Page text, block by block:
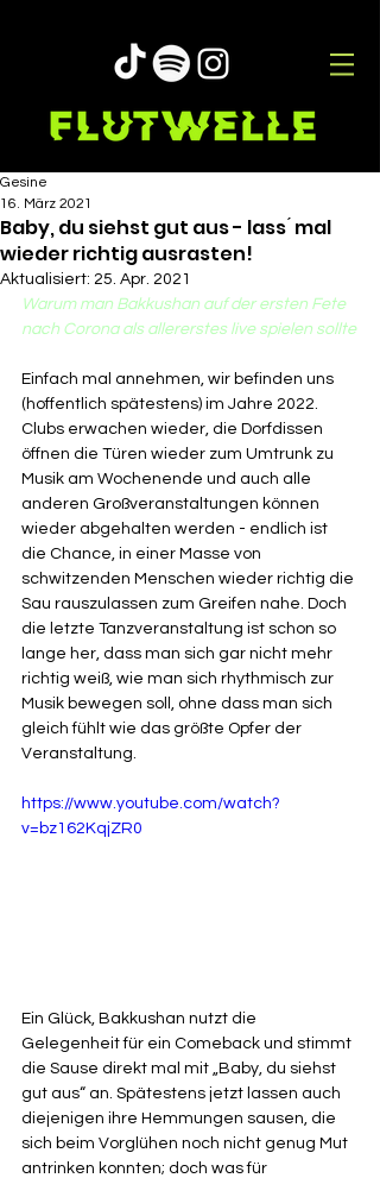
Baby, du siehst gut aus - lass ́ mal
wieder richtig ausrasten!
Gesine
16. März 2021
Aktualisiert: 25. Apr. 2021
Warum man Bakkushan auf der ersten Fete
nach Corona als allererstes live spielen sollte
Einfach mal annehmen, wir befinden uns
(hoffentlich spätestens) im Jahre 2022.
Clubs erwachen wieder, die Dorfdissen
öffnen die Türen wieder zum Umtrunk zu
Musik am Wochenende und auch alle
anderen Großveranstaltungen können
wieder abgehalten werden - endlich ist
die Chance, in einer Masse von
schwitzenden Menschen wieder richtig die
Sau rauszulassen zum Greifen nahe. Doch
die letzte Tanzveranstaltung ist schon so
lange her, dass man sich gar nicht mehr
richtig weiß, wie man sich rhythmisch zur
Musik bewegen soll, ohne dass man sich
gleich fühlt wie das größte Opfer der
Veranstaltung.
https://www.youtube.com/watch?
v=bz162KqjZR0
Ein Glück, Bakkushan nutzt die
Gelegenheit für ein Comeback und stimmt
die Sause direkt mal mit „Baby, du siehst
gut aus“ an. Spätestens jetzt lassen auch
diejenigen ihre Hemmungen sausen, die
sich beim Vorglühen noch nicht genug Mut
antrinken konnten; doch was für